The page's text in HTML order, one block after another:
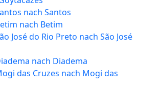
nach Santos
nach Betim
José do Rio Preto nach São José
nach Diadema
das Cruzes nach Mogi das